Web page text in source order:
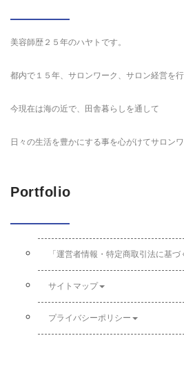
美容師歴２５年のハヤトです。
都内で１５年、サロンワーク、サロン経営を
今現在は海の近で、田舎暮らしを通して
日々の生活を豊かにする事を心がけてサロン
Portfolio
「運営者情報・特定商取引法に基づ
サイトマップ
プライバシーポリシー